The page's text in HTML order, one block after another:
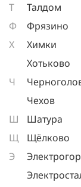
Т
Талдом
Ф
Фрязино
Х
Химки
Хотьково
Ч
Чехов
Ш
Шатура
Щ
Щёлково
Э